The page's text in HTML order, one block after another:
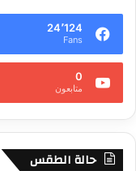
ل
ف
24٬124
Fans
0
متابعون
حالة الطقس